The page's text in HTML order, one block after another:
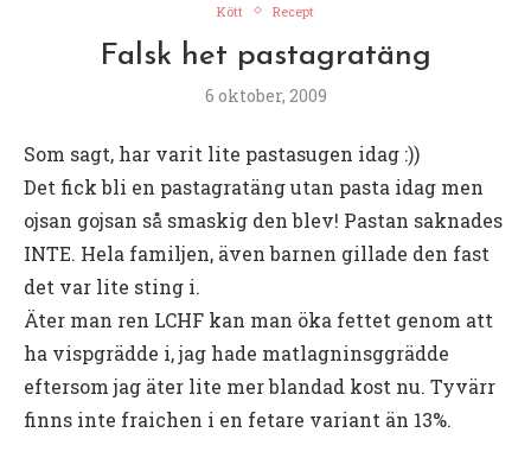
Kött Recept
Falsk het pastagratäng
6 oktober, 2009
Som sagt, har varit lite pastasugen idag :))
Det fick bli en pastagratäng utan pasta idag men
ojsan gojsan så smaskig den blev! Pastan saknades
INTE. Hela familjen, även barnen gillade den fast
det var lite sting i.
Äter man ren LCHF kan man öka fettet genom att
ha vispgrädde i, jag hade matlagninsggrädde
eftersom jag äter lite mer blandad kost nu. Tyvärr
finns inte fraichen i en fetare variant än 13%.